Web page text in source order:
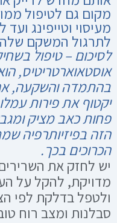
מקום גם לטיפול
מעיסוי וטייפינג ועד ל
לתרגול המשקם
לסיכום – טיפול
אוסטאוארטריטיס,
בהתמדה והשקעה,
יקטוף את פירות
פחות כאב מציק
הזהבפיזיותרפיה
הכרוכים בכך.
יש לחזק את
מדויקת, להקל על
ולטפל בדלקת לפי
סבלנות ומצב רוח